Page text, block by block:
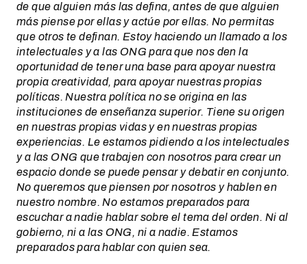
de que alguien más las defina, antes de que alguien
más piense por ellas y actúe por ellas. No permitas
que otros te definan. Estoy haciendo un llamado a los
intelectuales y a las ONG para que nos den la
oportunidad de tener una base para apoyar nuestra
propia creatividad, para apoyar nuestras propias
políticas. Nuestra política no se origina en las
instituciones de enseñanza superior. Tiene su origen
en nuestras propias vidas y en nuestras propias
experiencias. Le estamos pidiendo a los intelectuales
y a las ONG que trabajen con nosotros para crear un
espacio donde se puede pensar y debatir en conjunto.
No queremos que piensen por nosotros y hablen en
nuestro nombre. No estamos preparados para
escuchar a nadie hablar sobre el tema del orden. Ni al
gobierno, ni a las ONG, ni a nadie. Estamos
preparados para hablar con quien sea.